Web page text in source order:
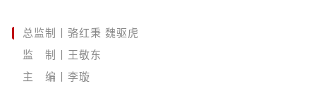
总监制丨骆红秉 魏驱虎
监 制丨王敬东
主 编丨李璇